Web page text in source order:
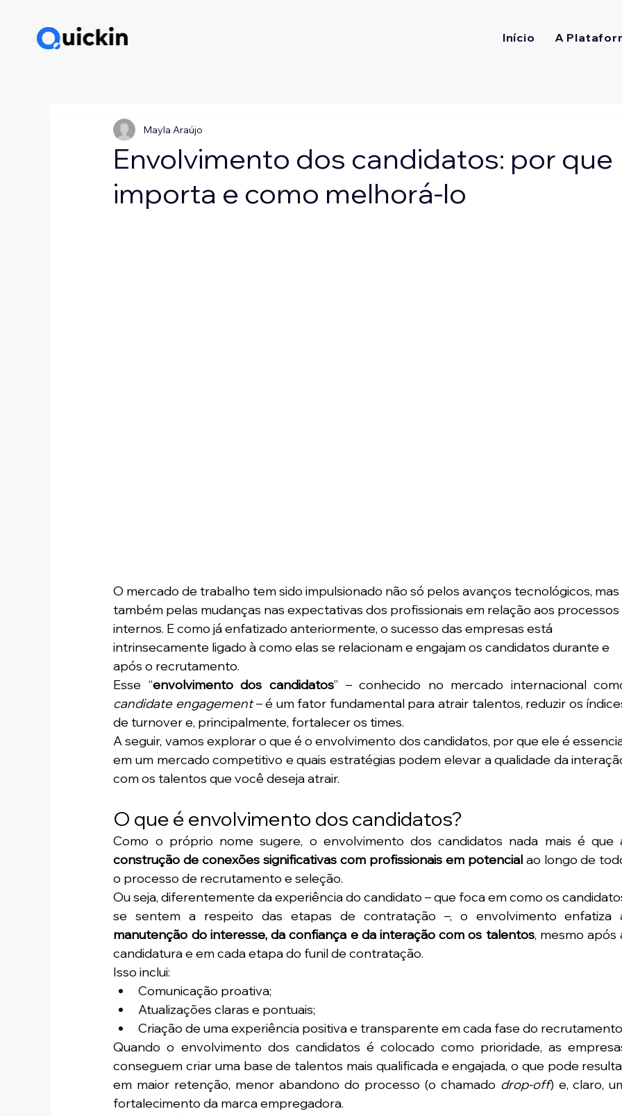
Início A
Envolvimento dos candidatos: por que
importa e como melhorá-lo
Mayla Araújo
O mercado de trabalho tem sido impulsionado não só pelos avanços tecnológicos, mas
também pelas mudanças nas expectativas dos profissionais em relação aos processos
internos. E como já enfatizado anteriormente, o sucesso das empresas está
intrinsecamente ligado à como elas se relacionam e engajam os candidatos durante e
após o recrutamento.
Esse “envolvimento dos candidatos
candidate engagement – é um fator fundamental para atrair talentos, reduzir os
de turnover e, principalmente, fortalecer os times.
A seguir, vamos explorar o que é o envolvimento dos candidatos, por que ele é
em um mercado competitivo e quais estratégias podem elevar a qualidade da
com os talentos que você deseja atrair.
O que é envolvimento dos candidatos?
construção de conexões significativas com profissionais em potencial ao longo de
o processo de recrutamento e seleção.
Ou seja, diferentemente da experiência do candidato – que foca em como os
manutenção do interesse, da confiança e da interação com os talentos, mesmo após
candidatura e em cada etapa do funil de contratação.
Isso inclui:
Comunicação proativa;
Atualizações claras e pontuais;
Criação de uma experiência positiva e transparente em cada fase do
Quando o envolvimento dos candidatos é colocado como prioridade, as
conseguem criar uma base de talentos mais qualificada e engajada, o que pode
em maior retenção, menor abandono do processo (o chamado drop-off) e, claro,
fortalecimento da marca empregadora.